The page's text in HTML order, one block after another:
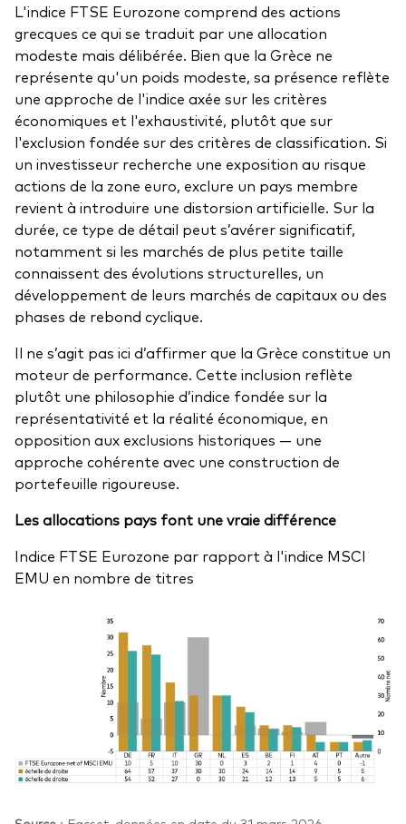
L'indice FTSE Eurozone comprend des actions
grecques ce qui se traduit par une allocation
modeste mais délibérée. Bien que la Grèce ne
représente qu'un poids modeste, sa présence reflète
une approche de l'indice axée sur les critères
économiques et l'exhaustivité, plutôt que sur
l'exclusion fondée sur des critères de classification. Si
un investisseur recherche une exposition au risque
actions de la zone euro, exclure un pays membre
revient à introduire une distorsion artificielle. Sur la
durée, ce type de détail peut s’avérer significatif,
notamment si les marchés de plus petite taille
connaissent des évolutions structurelles, un
développement de leurs marchés de capitaux ou des
phases de rebond cyclique.
Il ne s’agit pas ici d’affirmer que la Grèce constitue un
moteur de performance. Cette inclusion reflète
plutôt une philosophie d’indice fondée sur la
représentativité et la réalité économique, en
opposition aux exclusions historiques — une
approche cohérente avec une construction de
portefeuille rigoureuse.
Les allocations pays font une vraie différence
Indice FTSE Eurozone par rapport à l'indice MSCI
EMU en nombre de titres